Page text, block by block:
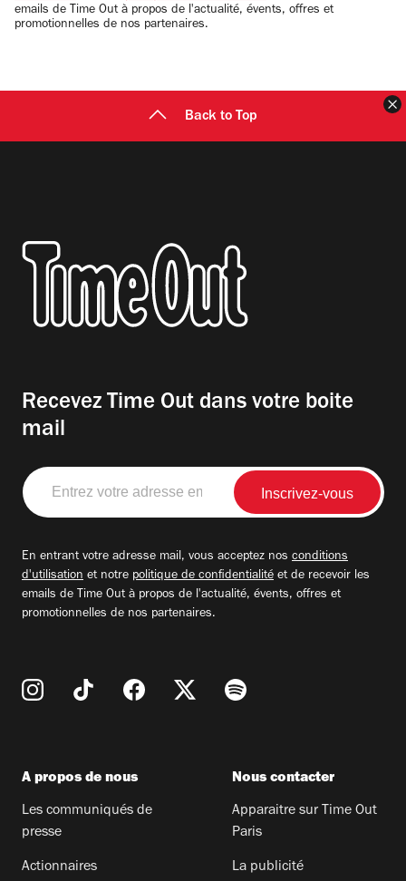
emails de Time Out à propos de l'actualité, évents, offres et
promotionnelles de nos partenaires.
Back to Top
Recevez Time Out dans votre boite
mail
Entrez
votre
adresse
En entrant votre adresse mail, vous acceptez nos conditions
d'utilisation et notre politique de confidentialité et de recevoir les
emails de Time Out à propos de l'actualité, évents, offres et
promotionnelles de nos partenaires.
A propos de nous
Les communiqués de
presse
Actionnaires
Nous contacter
Apparaitre sur Time Out
Paris
La publicité